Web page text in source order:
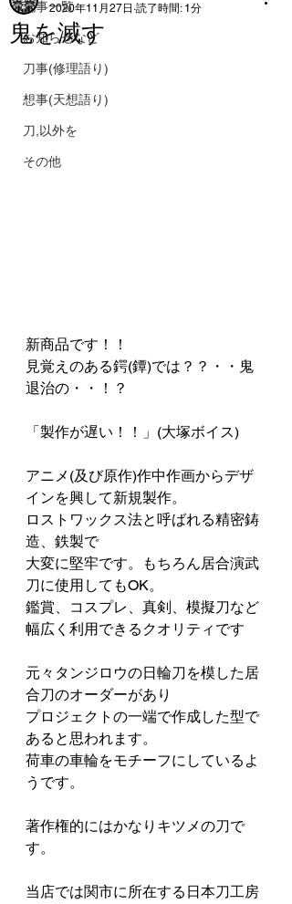
記事一覧
お知らせなど
刀事(修理語り)
想事(天想語り)
刀,以外を
その他
鬼を滅す
2020年11月27日 読了時間: 1分
新商品です！！
見覚えのある鍔(鐔)では？？・・鬼
退治の・・！？
「製作が遅い！！」(大塚ボイス)
アニメ(及び原作)作中作画からデザ
インを興して新規製作。
ロストワックス法と呼ばれる精密鋳
造、鉄製で
大変に堅牢です。もちろん居合演武
刀に使用してもOK。
鑑賞、コスプレ、真剣、模擬刀など
幅広く利用できるクオリティです
元々タンジロウの日輪刀を模した居
合刀のオーダーがあり
プロジェクトの一端で作成した型で
あると思われます。
荷車の車輪をモチーフにしているよ
うです。
著作権的にはかなりキツメの刀で
す。
当店では関市に所在する日本刀工房